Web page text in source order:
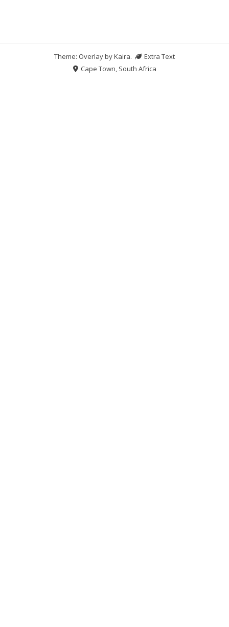
Theme: Overlay byKaira.
Extra Text
Cape Town, South Africa